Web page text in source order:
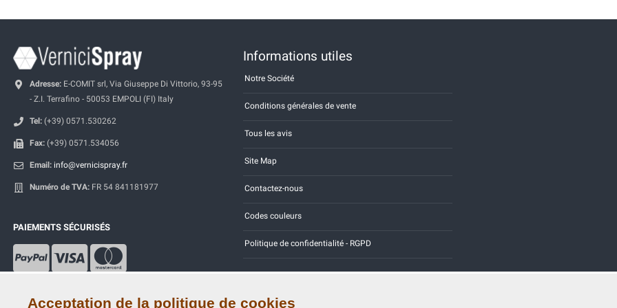
Adresse: E-COMIT srl, Via Giuseppe Di Vittorio, 93-95
- Z.I. Terrafino - 50053 EMPOLI (FI) Italy
Tel: (+39) 0571.530262
Fax: (+39) 0571.534056
Email: info@vernicispray.fr
Numéro de TVA: FR 54 841181977
PAIEMENTS SÉCURISÉS
Informations utiles
Notre Société
Conditions générales de vente
Tous les avis
Site Map
Contactez-nous
Codes couleurs
Politique de confidentialité - RGPD
Acceptation de la politique de cookies